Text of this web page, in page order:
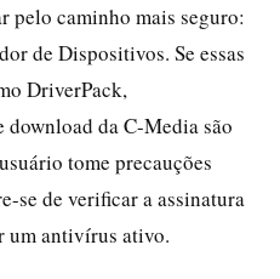
pelo caminho mais seguro:
de Dispositivos. Se essas
DriverPack,
da C-Media são
tome precauções
se de verificar a assinatura
um antivírus ativo.